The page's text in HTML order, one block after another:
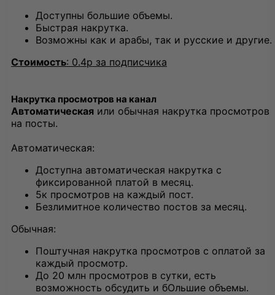
Доступны большие объемы.
Быстрая накрутка.
Возможны как и арабы, так и русские и другие.
Стоимость: 0.4р за подписчика
Накрутка просмотров на канал
Автоматическая или обычная накрутка просмотров
на посты.
Автоматическая:
Доступна автоматическая накрутка с
фиксированной платой в месяц.
5к просмотров на каждый пост.
Безлимитное количество постов за месяц.
Обычная:
Поштучная накрутка просмотров с оплатой за
каждый просмотр.
До 20 млн просмотров в сутки, есть
возможность обсудить и бОльшие объемы.